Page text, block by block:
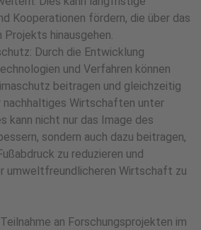
Kooperationen fördern, die über das
Projekts hinausgehen.
Durch die Entwicklung
und Verfahren können
beitragen und gleichzeitig
nachhaltiges Wirtschaften unter
kann nicht nur das Image des
sondern auch dazu beitragen,
zu reduzieren und
umweltfreundlicheren Wirtschaft zu
an Forschungsprojekten im